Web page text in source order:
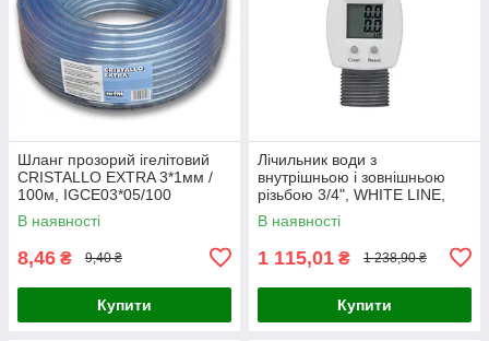
Шланг прозорий ігелітовий
CRISTALLO EXTRA 3*1мм /
100м, IGCE03*05/100
В наявності
8,46 ₴ 9,40 ₴
Купити
Лічильник води з
внутрішньою і зовнішньою
різьбою 3/4", WHITE LINE,
WL-3110
В наявності
1 115,01 ₴ 1 238,90 ₴
Купити